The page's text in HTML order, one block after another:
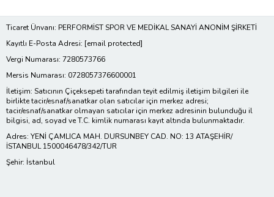
Ticaret Ünvanı: PERFORMİST SPOR VE MEDİKAL SANAYİ ANONİM ŞİRKETİ
Kayıtlı E-Posta Adresi: [email protected]
Vergi Numarası: 7280573766
Mersis Numarası: 0728057376600001
İletişim: Satıcının Çiçeksepeti tarafından teyit edilmiş iletişim bilgileri ile
birlikte tacir/esnaf/sanatkar olan satıcılar için merkez adresi;
tacir/esnaf/sanatkar olmayan satıcılar için merkez adresinin bulunduğu il
bilgisi, ad, soyad ve T.C. kimlik numarası kayıt altında bulunmaktadır.
Adres: YENİ ÇAMLICA MAH. DURSUNBEY CAD. NO: 13 ATAŞEHİR/
İSTANBUL 1500046478/342/TUR
Şehir: İstanbul